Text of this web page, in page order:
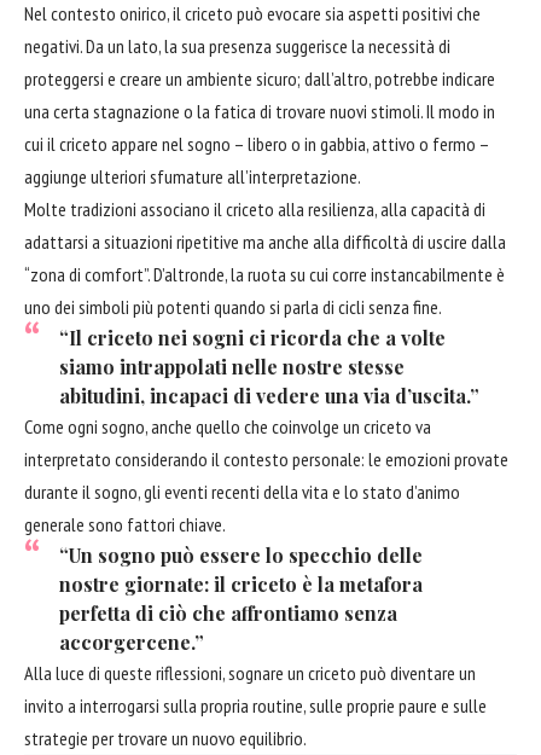
Nel contesto onirico, il criceto può evocare sia aspetti positivi che
negativi. Da un lato, la sua presenza suggerisce la necessità di
proteggersi e creare un ambiente sicuro; dall’altro, potrebbe indicare
una certa stagnazione o la fatica di trovare nuovi stimoli. Il modo in
cui il criceto appare nel sogno – libero o in gabbia, attivo o fermo –
aggiunge ulteriori sfumature all’interpretazione.
Molte tradizioni associano il criceto alla resilienza, alla capacità di
adattarsi a situazioni ripetitive ma anche alla difficoltà di uscire dalla
“zona di comfort”. D’altronde, la ruota su cui corre instancabilmente è
uno dei simboli più potenti quando si parla di cicli senza fine.
“Il criceto nei sogni ci ricorda che a volte
siamo intrappolati nelle nostre stesse
abitudini, incapaci di vedere una via d’uscita.”
Come ogni sogno, anche quello che coinvolge un criceto va
interpretato considerando il contesto personale: le emozioni provate
durante il sogno, gli eventi recenti della vita e lo stato d’animo
generale sono fattori chiave.
“Un sogno può essere lo specchio delle
nostre giornate: il criceto è la metafora
perfetta di ciò che affrontiamo senza
accorgercene.”
Alla luce di queste riflessioni, sognare un criceto può diventare un
invito a interrogarsi sulla propria routine, sulle proprie paure e sulle
strategie per trovare un nuovo equilibrio.